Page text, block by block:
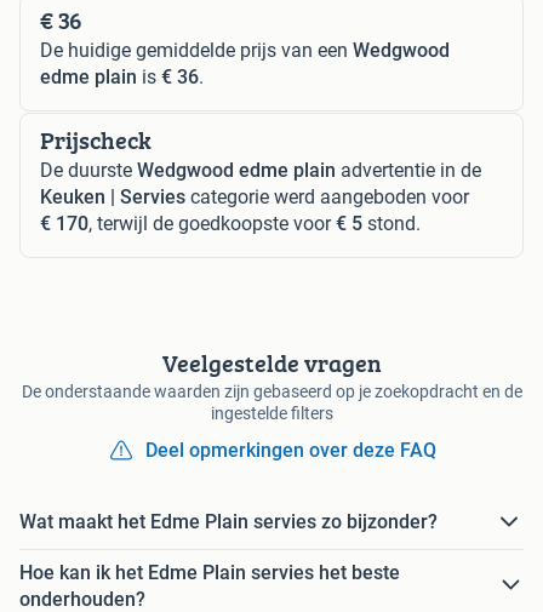
€ 36
De huidige gemiddelde prijs van een Wedgwood
edme plain is € 36.
Prijscheck
De duurste Wedgwood edme plain advertentie in de
Keuken | Servies categorie werd aangeboden voor
€ 170, terwijl de goedkoopste voor€ 5 stond.
Veelgestelde vragen
De onderstaande waarden zijn gebaseerd op je zoekopdracht en de
ingestelde filters
Deel opmerkingen over deze FAQ
Wat maakt het Edme Plain servies zo bijzonder?
Hoe kan ik het Edme Plain servies het beste
onderhouden?